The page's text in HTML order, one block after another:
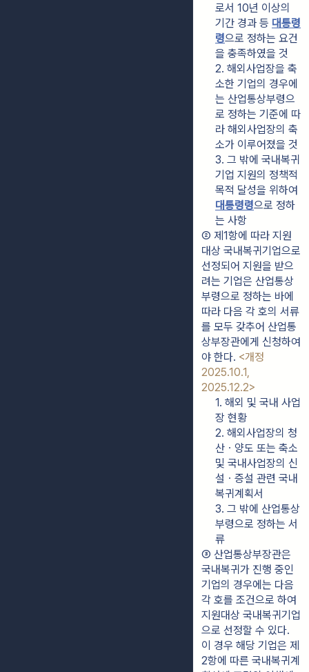
로서 10년 이상의
기간 경과 등 대통령
령으로 정하는 요건
을 충족하였을 것
2. 해외사업장을 축
소한 기업의 경우에
는 산업통상부령으
로 정하는 기준에 따
라 해외사업장의 축
소가 이루어졌을 것
3. 그 밖에 국내복귀
기업 지원의 정책적
대통령령으로 정하
는 사항
② 제1항에 따라 지원
대상 국내복귀기업으로
선정되어 지원을 받으
려는 기업은 산업통상
부령으로 정하는 바에
따라 다음 각 호의 서류
를 모두 갖추어 산업통
상부장관에게 신청하여
야 한다. <개정
2025.10.1,
2025.12.2>
1. 해외 및 국내 사업
장 현황
2. 해외사업장의 청
산ㆍ양도 또는 축소
및 국내사업장의 신
설ㆍ증설 관련 국내
복귀계획서
3. 그 밖에 산업통상
부령으로 정하는 서
류
③ 산업통상부장관은
국내복귀가 진행 중인
기업의 경우에는 다음
각 호를 조건으로 하여
지원대상 국내복귀기업
으로 선정할 수 있다.
이 경우 해당 기업은 제
2항에 따른 국내복귀계